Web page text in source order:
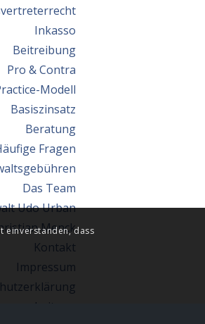
Inkasso
Beitreibung
Pro & Contra
Modell
Basiszinsatz
Beratung
Fragen
Das Team
Udo Urban
Menck
Kontakt
Impressum
einverstanden, dass